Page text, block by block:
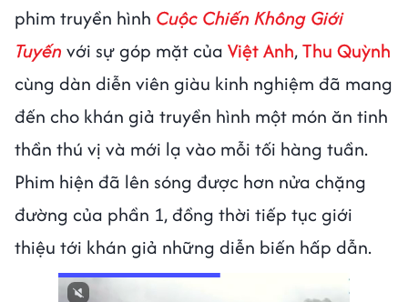
phim truyền hình Cuộc Chiến Không Giới
Tuyến với sự góp mặt của Việt Anh,Thu Quỳnh
cùng dàn diễn viên giàu kinh nghiệm đã mang
đến cho khán giả truyền hình một món ăn tinh
thần thú vị và mới lạ vào mỗi tối hàng tuần.
Phim hiện đã lên sóng được hơn nửa chặng
đường của phần 1, đồng thời tiếp tục giới
thiệu tới khán giả những diễn biến hấp dẫn.